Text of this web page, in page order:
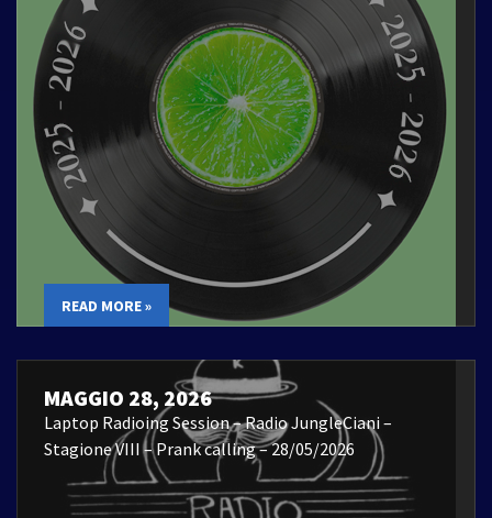
READ MORE »
MAGGIO 28, 2026
Laptop Radioing Session – Radio JungleCiani –
Stagione VIII – Prank calling – 28/05/2026